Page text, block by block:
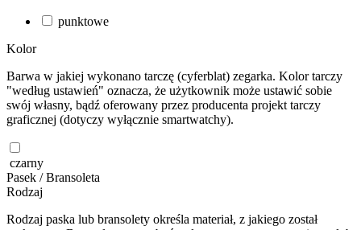
punktowe
Kolor
Barwa w jakiej wykonano tarczę (cyferblat) zegarka. Kolor tarczy
"według ustawień" oznacza, że użytkownik może ustawić sobie
swój własny, bądź oferowany przez producenta projekt tarczy
graficznej (dotyczy wyłącznie smartwatchy).
czarny
Pasek / Bransoleta
Rodzaj
Rodzaj paska lub bransolety określa materiał, z jakiego został